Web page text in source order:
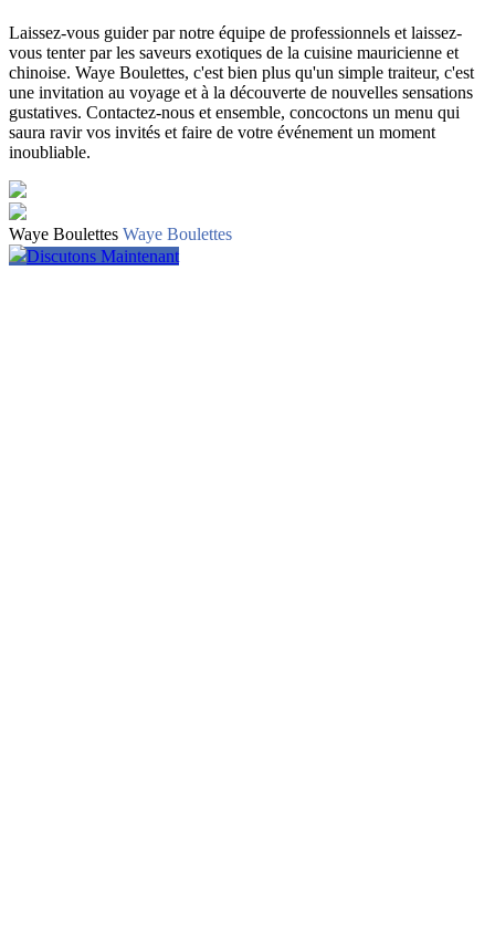
Laissez-vous guider par notre équipe de professionnels et laissez-
vous tenter par les saveurs exotiques de la cuisine mauricienne et
chinoise. Waye Boulettes, c'est bien plus qu'un simple traiteur, c'est
une invitation au voyage et à la découverte de nouvelles sensations
gustatives. Contactez-nous et ensemble, concoctons un menu qui
saura ravir vos invités et faire de votre événement un moment
inoubliable.
Waye Boulettes Waye Boulettes
Discutons Maintenant